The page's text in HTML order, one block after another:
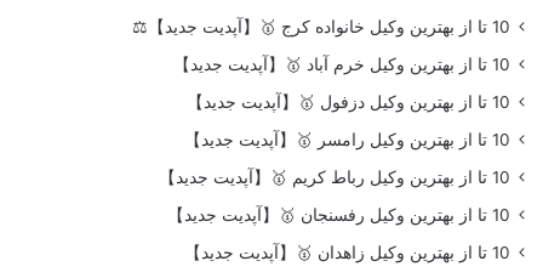
10 تا از بهترین وکیل خانواده کرج 🥇【آپدیت جدید】⚖️
10 تا از بهترین وکیل خرم آباد 🥇【آپدیت جدید】
10 تا از بهترین وکیل دزفول 🥇【آپدیت جدید】
10 تا از بهترین وکیل رامسر 🥇【آپدیت جدید】
10 تا از بهترین وکیل رباط کریم 🥇【آپدیت جدید】
10 تا از بهترین وکیل رفسنجان 🥇【آپدیت جدید】
10 تا از بهترین وکیل زاهدان 🥇【آپدیت جدید】